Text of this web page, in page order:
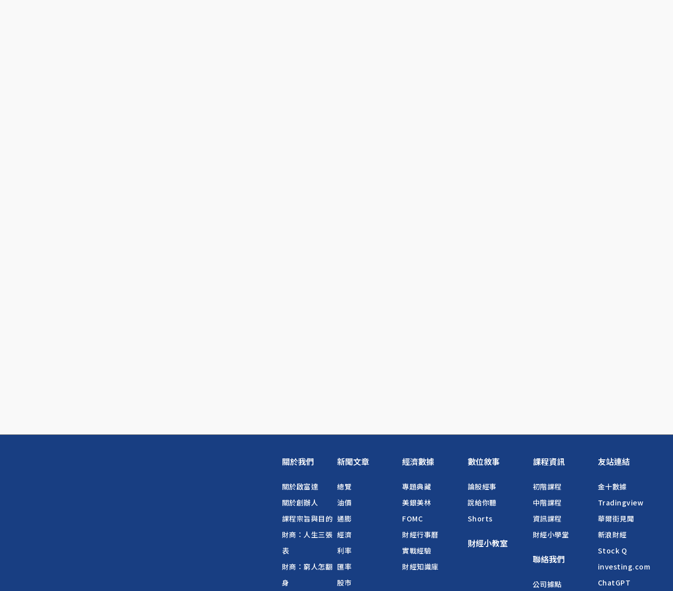
關於我們
關於啟富達
關於創辦人
課程宗旨與目的
財商：人生三張
表
財商：窮人怎翻
身
新聞文章
總覽
油價
通膨
經濟
利率
匯率
股市
經濟數據
專題典藏
美銀美林
FOMC
財經行事曆
實戰經驗
財經知識庫
數位敘事
論股經事
說給你聽
Shorts
財經小教室
課程資訊
初階課程
中階課程
資訊課程
財經小學堂
聯絡我們
公司據點
友站連結
金十數據
Tradingview
華爾街見聞
新浪財經
Stock Q
investing.com
ChatGPT